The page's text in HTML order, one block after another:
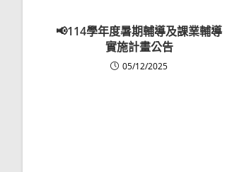
📢114學年度暑期輔導及課業輔導
實施計畫公告
05/12/2025